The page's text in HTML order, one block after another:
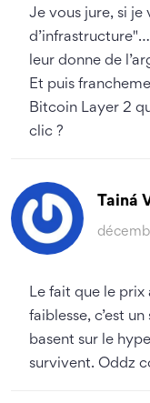
Je vous jure, si je
leur donne de
Et puis
Bitcoin Layer 2
clic ?
Tainá
Le fait que le prix
faiblesse, c’est
basent sur le
survivent. Oddz